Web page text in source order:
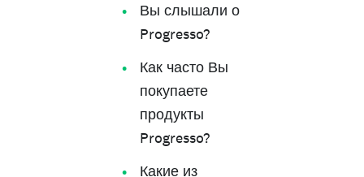
Вы слышали о
Progresso?
Как часто Вы
покупаете
продукты
Progresso?
Какие из